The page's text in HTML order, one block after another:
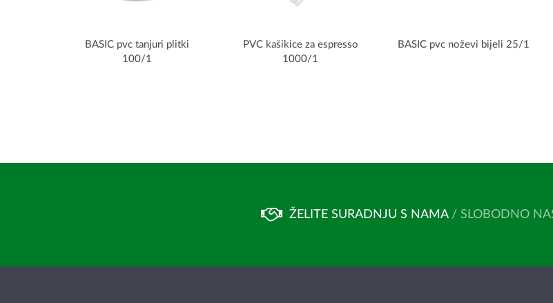
BASIC pvc tanjuri plitki
100/1
PVC kašikice za espresso
1000/1
BASIC pvc noževi bijeli 25/1
ŽELITE SURADNJU S NAMA / SLOBODNO